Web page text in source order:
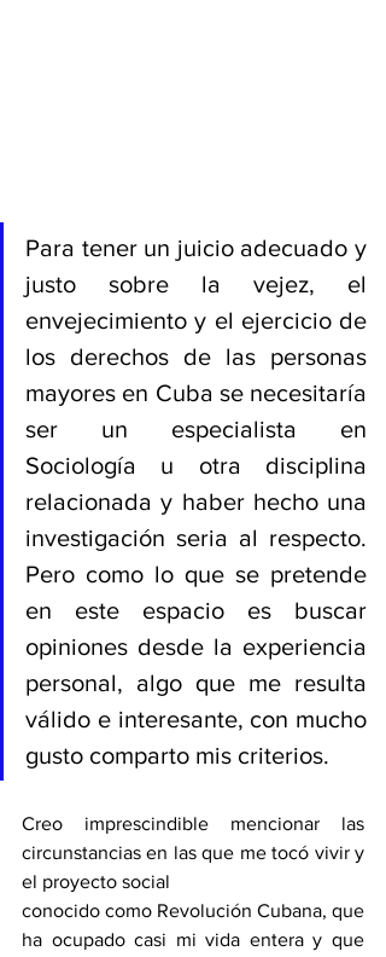
Para tener un juicio adecuado y
justo sobre la vejez, el
envejecimiento y el ejercicio de
los derechos de las personas
mayores en Cuba se necesitaría
ser un especialista en
Sociología u otra disciplina
relacionada y haber hecho una
investigación seria al respecto.
Pero como lo que se pretende
en este espacio es buscar
opiniones desde la experiencia
personal, algo que me resulta
válido e interesante, con mucho
gusto comparto mis criterios.
Creo imprescindible mencionar las
circunstancias en las que me tocó vivir y
el proyecto social
conocido como Revolución Cubana, que
ha ocupado casi mi vida entera y que